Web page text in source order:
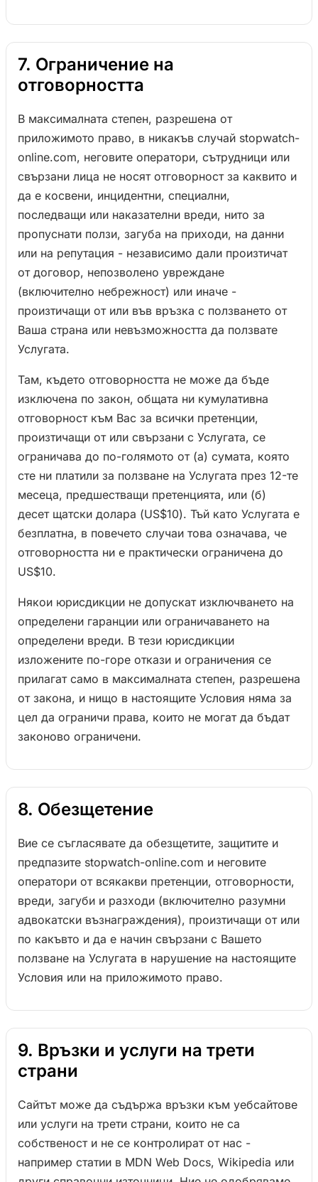
7. Ограничение на
отговорността
В максималната степен, разрешена от
приложимото право, в никакъв случай stopwatch-
online.com, неговите оператори, сътрудници или
свързани лица не носят отговорност за каквито и
да е косвени, инцидентни, специални,
последващи или наказателни вреди, нито за
пропуснати ползи, загуба на приходи, на данни
или на репутация - независимо дали произтичат
от договор, непозволено увреждане
(включително небрежност) или иначе -
произтичащи от или във връзка с ползването от
Ваша страна или невъзможността да ползвате
Услугата.
Там, където отговорността не може да бъде
изключена по закон, общата ни кумулативна
отговорност към Вас за всички претенции,
произтичащи от или свързани с Услугата, се
ограничава до по-голямото от (а) сумата, която
сте ни платили за ползване на Услугата през 12-те
месеца, предшестващи претенцията, или (б)
десет щатски долара (US$10). Тъй като Услугата е
безплатна, в повечето случаи това означава, че
отговорността ни е практически ограничена до
US$10.
Някои юрисдикции не допускат изключването на
определени гаранции или ограничаването на
определени вреди. В тези юрисдикции
изложените по-горе откази и ограничения се
прилагат само в максималната степен, разрешена
от закона, и нищо в настоящите Условия няма за
цел да ограничи права, които не могат да бъдат
законово ограничени.
8. Обезщетение
Вие се съгласявате да обезщетите, защитите и
предпазите stopwatch-online.com и неговите
оператори от всякакви претенции, отговорности,
вреди, загуби и разходи (включително разумни
адвокатски възнаграждения), произтичащи от или
по какъвто и да е начин свързани с Вашето
ползване на Услугата в нарушение на настоящите
Условия или на приложимото право.
9. Връзки и услуги на трети
страни
Сайтът може да съдържа връзки към уебсайтове
или услуги на трети страни, които не са
собственост и не се контролират от нас -
например статии в MDN Web Docs, Wikipedia или